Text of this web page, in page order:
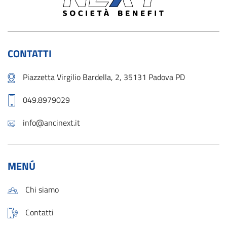
CONTATTI
Piazzetta Virgilio Bardella, 2, 35131 Padova PD
049.8979029
info@ancinext.it
MENÚ
Chi siamo
Contatti